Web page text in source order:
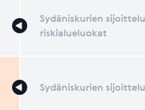
Sydäniskurien
riskialueluokat
Sydäniskurien